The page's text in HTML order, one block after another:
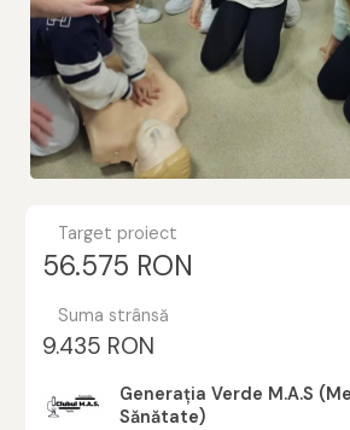
Target proiect
56.575 RON
Suma strânsă
9.435 RON
Generația Verde M.A.S
Sănătate)